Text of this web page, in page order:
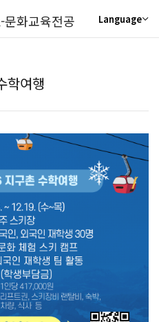
문화교육전공 Language
학여행